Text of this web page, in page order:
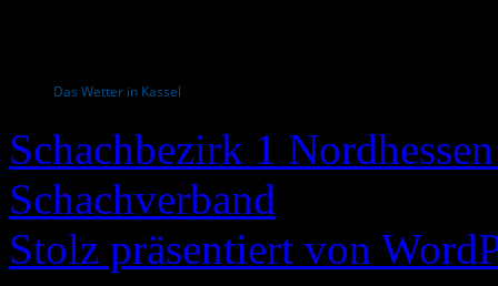
Das Wetter in Kassel
Schachbezirk 1
Schachverband
Stolz präsentiert von